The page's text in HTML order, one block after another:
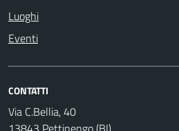
Luoghi
Eventi
CONTATTI
Via C.Bellia, 40